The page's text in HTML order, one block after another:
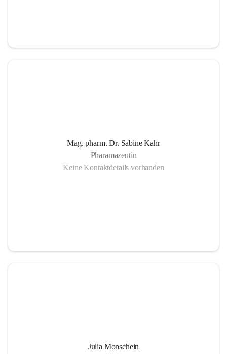
Mag. pharm. Dr. Sabine Kahr
Pharamazeutin
Keine Kontaktdetails vorhanden
Julia Monschein